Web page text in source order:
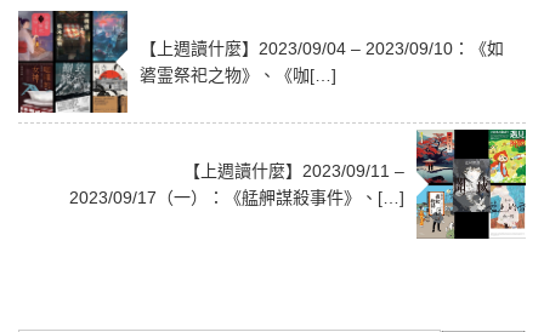
【上週讀什麼】2023/09/04 – 2023/09/10：《如
碆霊祭祀之物》、《咖[…]
【上週讀什麼】2023/09/11 –
2023/09/17（一）：《艋舺謀殺事件》、[…]